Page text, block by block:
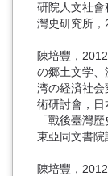
研院人文社
灣史研究所，
陳培豐，
の郷土文学
湾の経済社
術研討會，
「戰後臺灣
東亞同文書院
陳培豐，